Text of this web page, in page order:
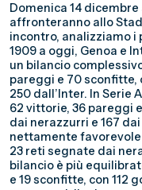
Domenica 14
affronteranno allo
incontro, analizziamo i
1909 a oggi, Genoa e
un bilancio
pareggi e 70 sconfitte,
250 dall’Inter. In Serie
62 vittorie, 36 pareggi
dai nerazzurri e 167
nettamente favorevole
23 reti segnate dai
bilancio è più
e 19 sconfitte, con 112